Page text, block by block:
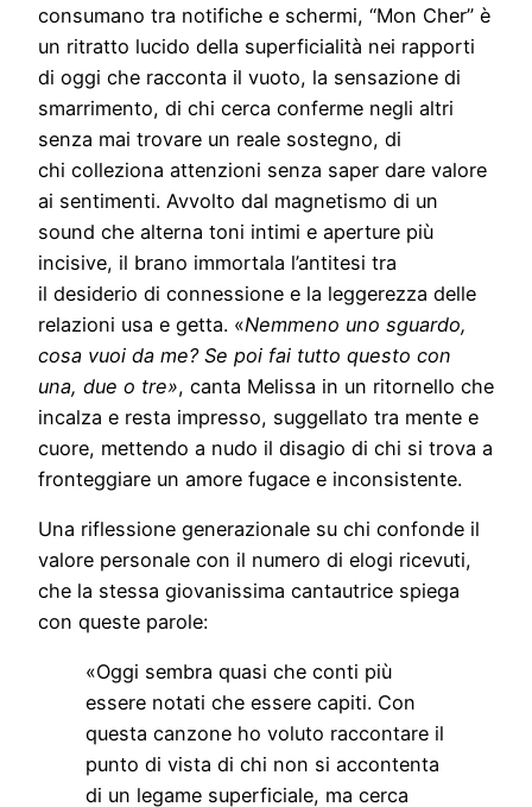
consumano tra notifiche e schermi, “Mon Cher” è
un ritratto lucido della superficialità nei rapporti
di oggi che racconta il vuoto, la sensazione di
smarrimento, di chi cerca conferme negli altri
senza mai trovare un reale sostegno, di
chi colleziona attenzioni senza saper dare valore
ai sentimenti. Avvolto dal magnetismo di un
sound che alterna toni intimi e aperture più
incisive, il brano immortala l’antitesi tra
il desiderio di connessione e la leggerezza delle
relazioni usa e getta. «Nemmeno uno sguardo,
cosa vuoi da me? Se poi fai tutto questo con
una, due o tre», canta Melissa in un ritornello che
incalza e resta impresso, suggellato tra mente e
cuore, mettendo a nudo il disagio di chi si trova a
fronteggiare un amore fugace e inconsistente.
Una riflessione generazionale su chi confonde il
valore personale con il numero di elogi ricevuti,
che la stessa giovanissima cantautrice spiega
con queste parole:
«Oggi sembra quasi che conti più
essere notati che essere capiti. Con
questa canzone ho voluto raccontare il
punto di vista di chi non si accontenta
di un legame superficiale, ma cerca